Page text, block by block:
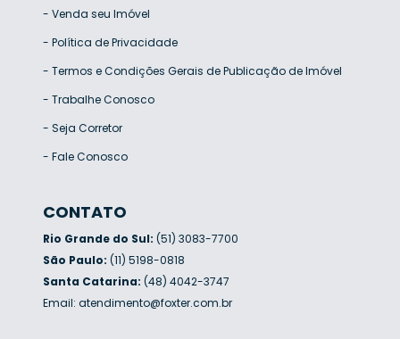
- Venda seu Imóvel
- Política de Privacidade
- Termos e Condições Gerais de Publicação de Imóvel
- Trabalhe Conosco
- Seja Corretor
- Fale Conosco
CONTATO
Rio Grande do Sul: (51) 3083-7700
São Paulo: (11) 5198-0818
Santa Catarina: (48) 4042-3747
Email: atendimento@foxter.com.br